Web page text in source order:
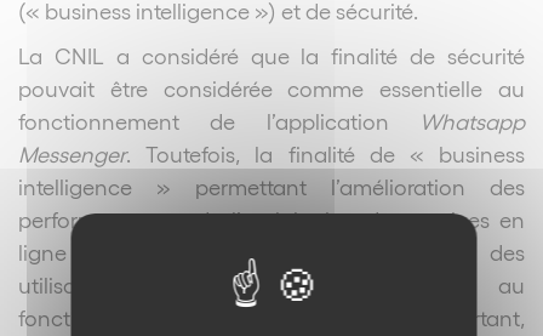
(« business intelligence ») et de sécurité.
La CNIL a considéré que la finalité de sécurité
pouvait être considérée comme essentielle au
fonctionnement de l’application
Whatsapp
Messenger. Toutefois, la finalité de « business
intelligence » permettant l’amélioration des
performances et de l’exploitation des services en
ligne
l’analyse du comportement des
utilisateurs n’était pas nécessaire au
fonctionnement de l’application et partant,